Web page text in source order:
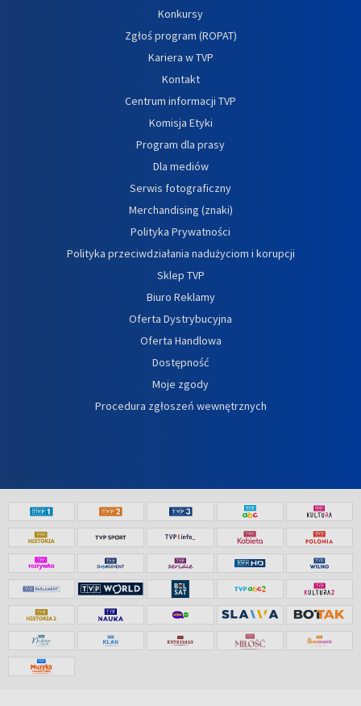
Konkursy
Zgłoś program (ROPAT)
Kariera w TVP
Kontakt
Centrum informacji TVP
Komisja Etyki
Program dla prasy
Dla mediów
Serwis fotograficzny
Merchandising (znaki)
Polityka Prywatności
Polityka przeciwdziałania nadużyciom i korupcji
Sklep TVP
Biuro Reklamy
Oferta Dystrybucyjna
Oferta Handlowa
Dostępność
Moje zgody
Procedura zgłoszeń wewnętrznych